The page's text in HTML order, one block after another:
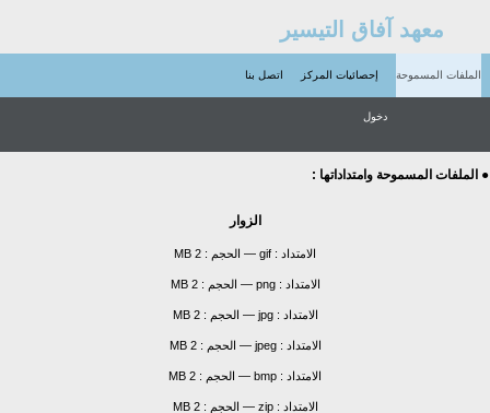
معهد آفاق التيسير
الملفات المسموحة إحصائيات المركز اتصل بنا
دخول
● الملفات المسموحة وامتداداتها :
الزوار
الامتداد : gif
— الحجم : 2 MB
الامتداد :png
— الحجم :2 MB
الامتداد :jpg
— الحجم :2 MB
الامتداد :jpeg
— الحجم :2 MB
الامتداد : bmp
— الحجم : 2 MB
الامتداد :zip
— الحجم :2 MB